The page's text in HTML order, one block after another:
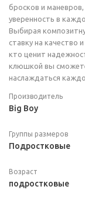
бросков и
уверенность в
Выбирая
ставку на качество
кто ценит
клюшкой вы
наслаждаться
Производитель
Big Boy
Группы размеров
Подростковые
Возраст
подростковые